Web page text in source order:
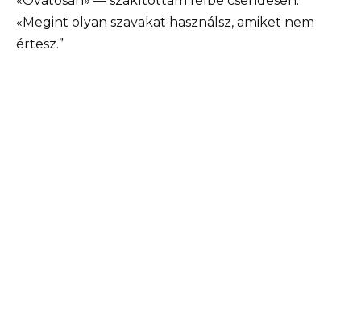
«Megint olyan szavakat használsz, amiket nem
értesz.”